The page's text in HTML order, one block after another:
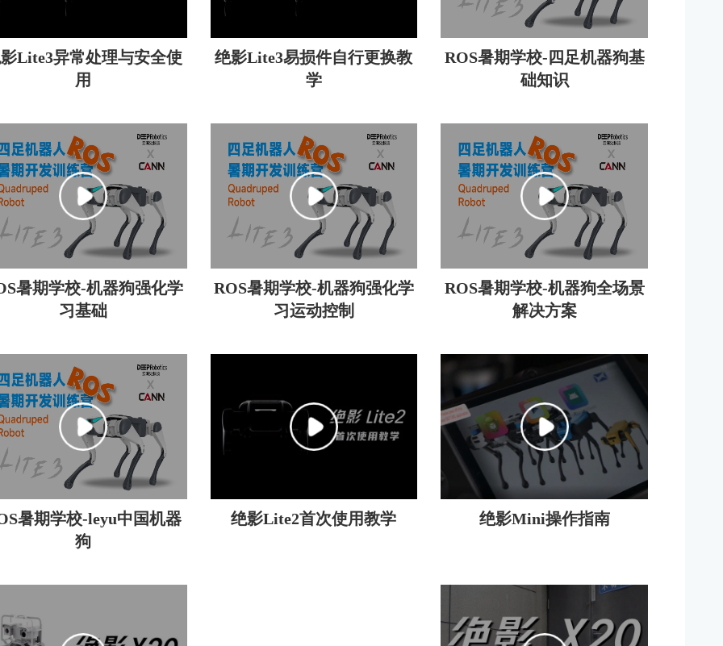
Lite3异常处理与安全使
用
绝影Lite3易损件自行更换教
学
ROS暑期学校-四足机器狗基
础知识
暑期学校-机器狗强化学
习基础
ROS暑期学校-机器狗强化学
习运动控制
ROS暑期学校-机器狗全场景
解决方案
暑期学校-leyu中国机器
狗
绝影Lite2首次使用教学 绝影Mini操作指南